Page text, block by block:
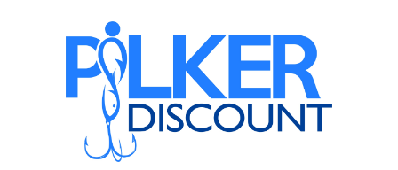
Zum Hauptinhalt springen